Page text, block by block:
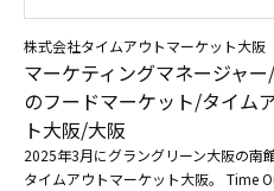
株式会社タイムアウトマーケット大阪
マーケティングマネージャ
のフードマーケット/タイム
ト大阪/大阪
2025年3月にグラングリーン大阪の南
タイムアウトマーケット大阪。 Time